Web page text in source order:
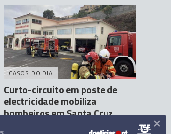
CASOS DO DIA
Curto-circuito em poste de
electricidade mobiliza
bombeiros em Santa Cruz ×